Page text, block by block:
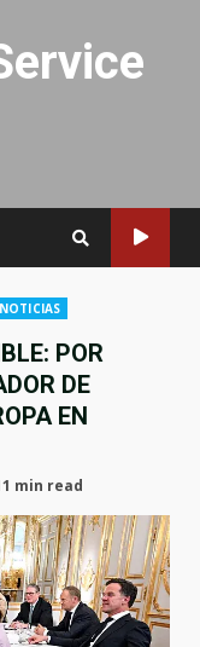
POR
DE
EN
min read